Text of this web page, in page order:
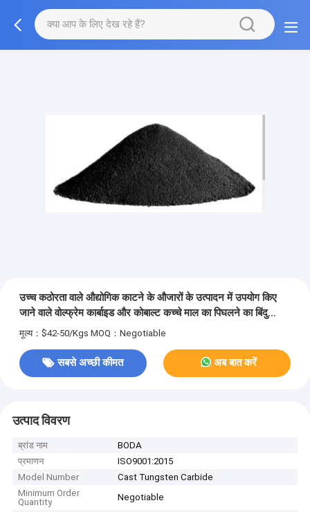
उच्च कठोरता वाले औद्योगिक काटने के औजारों के उत्पादन में उपयोग किए
जाने वाले वोल्फ्रेम कार्बाइड और कोबाल्ट कच्चे माल का पिघलने का बिंदु
2870 डिग्री सेल्सियस
मूल्य：$42-50/Kgs MOQ：Negotiable
सबसे अच्छी कीमत अब बात करें
उत्पाद विवरण
ब्रांड नाम
BODA
प्रमाणन
ISO9001:2015
Model Number
Cast Tungsten Carbide
Minimum Order
Quantity
Negotiable